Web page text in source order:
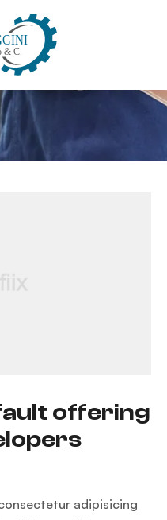
offering
adipisicing